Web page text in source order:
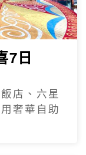
7日
店、六星
奢華自助